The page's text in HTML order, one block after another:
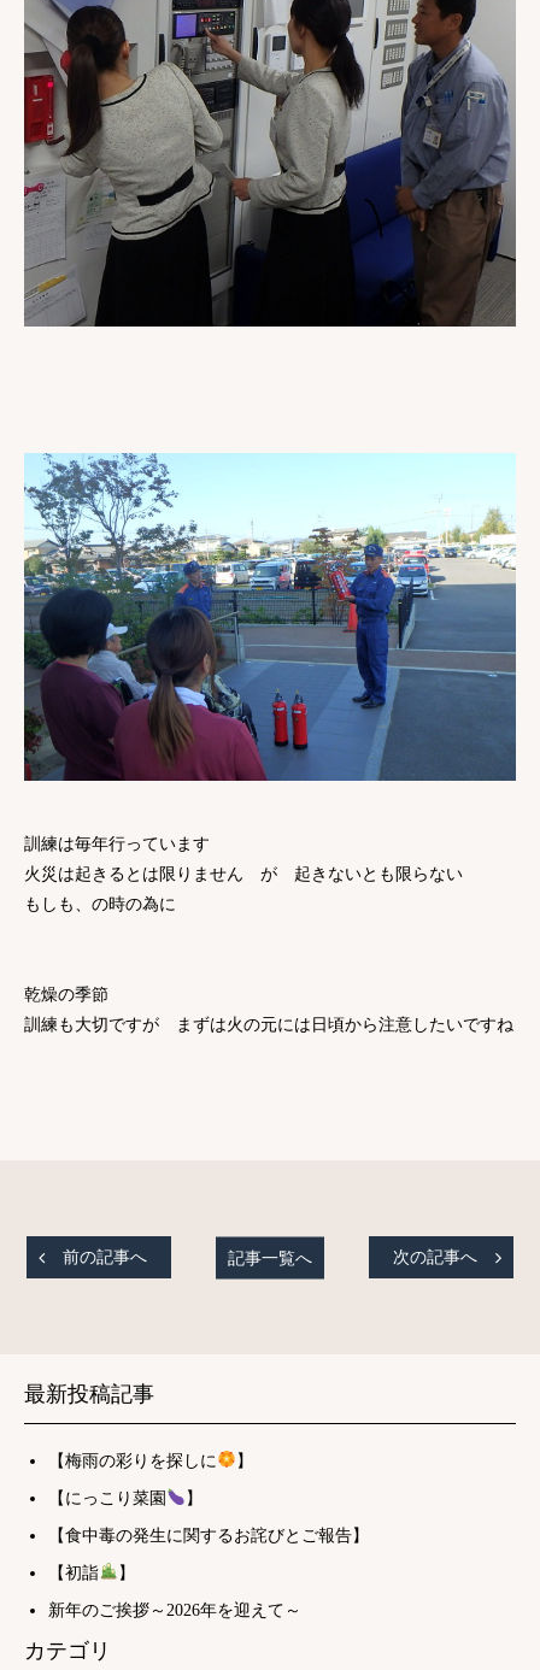
訓練は毎年行っています
火災は起きるとは限りません が 起きないとも限らない
もしも、の時の為に
乾燥の季節
訓練も大切ですが まずは火の元には日頃から注意したいですね
次の記事へ
前の記事へ 記事一覧へ
最新投稿記事
【梅雨の彩りを探しに 】
【にっこり菜園 】
【食中毒の発生に関するお詫びとご報告】
【初詣 】
新年のご挨拶～2026年を迎えて～
カテゴリ